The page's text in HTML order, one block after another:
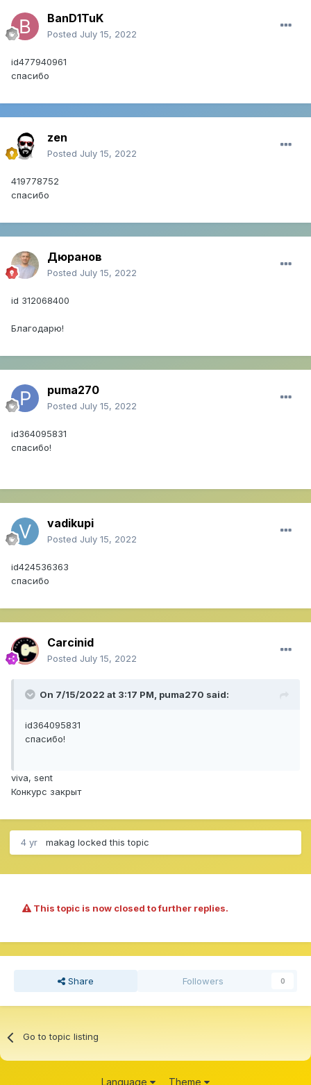
BanD1TuK
Posted July 15, 2022
id477940961
cпасибо
zen
Posted July 15, 2022
419778752
спасибо
Дюранов
Posted July 15, 2022
id 312068400
Благодарю!
puma270
Posted July 15, 2022
id364095831
cпасибо!
vadikupi
Posted July 15, 2022
id424536363
спасибо
Carcinid
Posted July 15, 2022
On 7/15/2022 at 3:17 PM, puma270 said:
id364095831
cпасибо!
viva, sent
Конкурс закрыт
4 yr makag locked this topic
This topic is now closed to further replies.
Share Followers 0
Go to topic listing
Language Theme